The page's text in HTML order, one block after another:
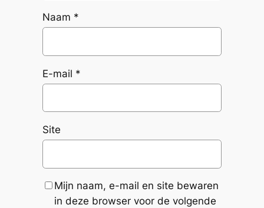
Naam *
E-mail *
Site
Mijn naam, e-mail en site bewaren
in deze browser voor de volgende